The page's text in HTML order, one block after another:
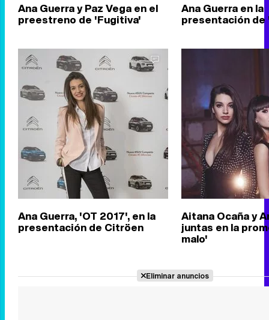
Ana Guerra y Paz Vega en el
preestreno de 'Fugitiva'
Ana Guerra en la
presentación
Ana Guerra, 'OT 2017', en la
presentación de Citröen
Aitana Ocaña y
juntas en la
malo'
Eliminar anuncios